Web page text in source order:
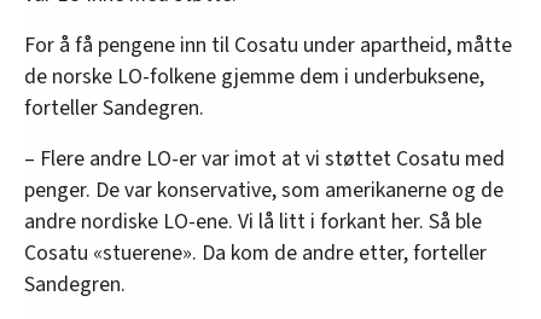
For å få pengene inn til Cosatu under apartheid, måtte
de norske LO-folkene gjemme dem i underbuksene,
forteller Sandegren.
– Flere andre LO-er var imot at vi støttet Cosatu med
penger. De var konservative, som amerikanerne og de
andre nordiske LO-ene. Vi lå litt i forkant her. Så ble
Cosatu «stuerene». Da kom de andre etter, forteller
Sandegren.